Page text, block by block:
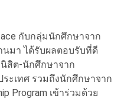
กับกลุ่มนักศึกษาจาก
มา ได้รับผลตอบรับที่ดี
นิสิต-นักศึกษาจาก
ะเทศ รวมถึงนักศึกษาจาก
Program เข้าร่วมด้วย